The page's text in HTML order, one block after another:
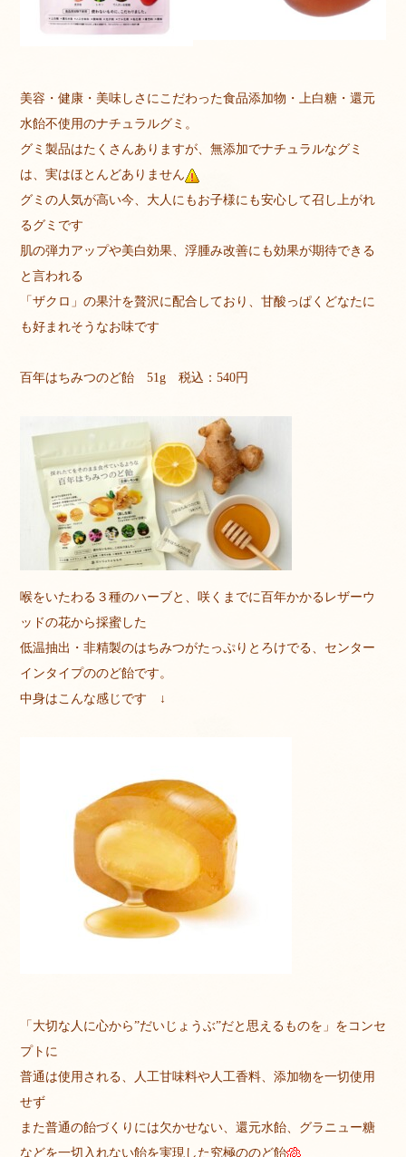
美容・健康・美味しさにこだわった食品添加物・上白糖・還元
水飴不使用のナチュラルグミ。
グミ製品はたくさんありますが、無添加でナチュラルなグミ
は、実はほとんどありません
グミの人気が高い今、大人にもお子様にも安心して召し上がれ
るグミです
肌の弾力アップや美白効果、浮腫み改善にも効果が期待できる
と言われる
「ザクロ」の果汁を贅沢に配合しており、甘酸っぱくどなたに
も好まれそうなお味です
百年はちみつのど飴 51g 税込：540円
喉をいたわる３種のハーブと、咲くまでに百年かかるレザーウ
ッドの花から採蜜した
低温抽出・非精製のはちみつがたっぷりとろけでる、センター
インタイプののど飴です。
中身はこんな感じです ↓
「大切な人に心から”だいじょうぶ”だと思えるものを」をコンセ
プトに
普通は使用される、人工甘味料や人工香料、添加物を一切使用
せず
また普通の飴づくりには欠かせない、還元水飴、グラニュー糖
などを一切入れない飴を実現した究極ののど飴